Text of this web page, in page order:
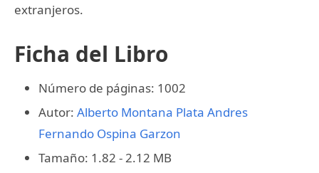
extranjeros.
Ficha del Libro
Número de páginas: 1002
Autor: Alberto Montana Plata Andres
Fernando Ospina Garzon
Tamaño: 1.82 - 2.12 MB